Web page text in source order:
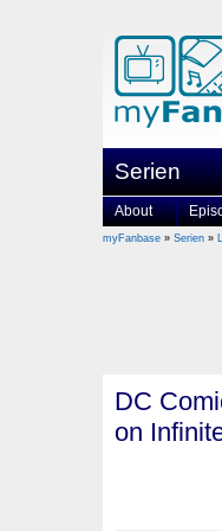
Serien
About
myFanbase » Serien »
DC
on